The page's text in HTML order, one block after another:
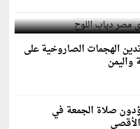
مصر دياب اللوح
الهجمات الصاروخية على
واليمن
يؤدون صلاة الجمعة في